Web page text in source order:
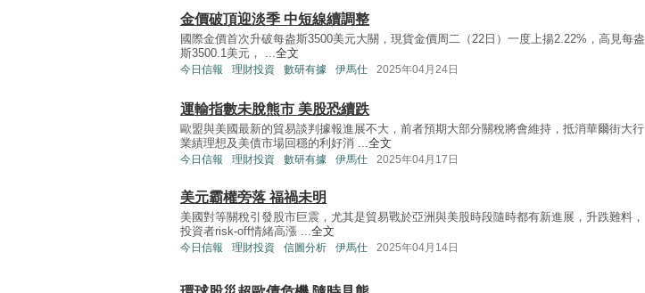
金價破頂迎淡季 中短線續調整
國際金價首次升破每盎斯3500美元大關，現貨金價周二（22日）一度上揚2.22%，高見每盎
斯3500.1美元， ... 全文
今日信報 理財投資 數研有據 伊馬仕 2025年04月24日
運輸指數未脫熊市 美股恐續跌
歐盟與美國最新的貿易談判據報進展不大，前者預期大部分關稅將會維持，抵消華爾街大行
業績理想及美債市場回穩的利好消 ... 全文
今日信報 理財投資 數研有據 伊馬仕 2025年04月17日
美元霸權旁落 福禍未明
美國對等關稅引發股市巨震，尤其是貿易戰於亞洲與美股時段隨時都有新進展，升跌難料，
投資者risk-off情緒高漲 ... 全文
今日信報 理財投資 信圖分析 伊馬仕 2025年04月14日